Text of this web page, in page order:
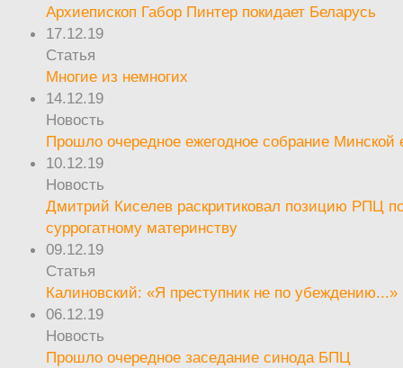
Архиепископ Габор Пинтер покидает Беларусь
17.12.19
Статья
Многие из немногих
14.12.19
Новость
Прошло очередное ежегодное собрание
10.12.19
Новость
Дмитрий Киселев раскритиковал позицию РПЦ
суррогатному материнству
09.12.19
Статья
Калиновский: «Я преступник не по убеждению...»
06.12.19
Новость
Прошло очередное заседание синода БПЦ